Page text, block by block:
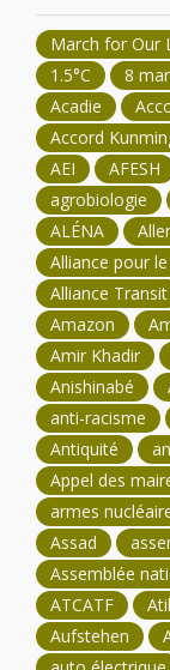
March for Our
1.5°C
8
Acadie
Accord
AEI
AFESH
agrobiologie
ALÉNA
Alliance pour
Alliance Transit
Amazon
Amir Khadir
Anishinabé
anti-racisme
Antiquité
Appel des
armes
Assad
Assemblée
ATCATF
Aufstehen